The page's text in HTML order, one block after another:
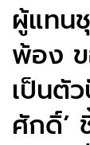
ผู้แทน
พ้อง
เป็นตั
ศักดิ์’